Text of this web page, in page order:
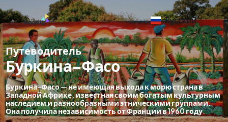
Русский
Путеводитель
Буркина-Фасо
Буркина-Фасо — не имеющая выхода к морю страна в
Западной Африке, известная своим богатым культурным
наследием и разнообразными этническими группами.
Она получила независимость от Франции в 1960 году.